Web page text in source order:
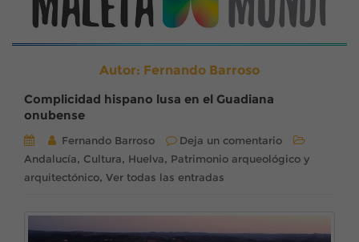
Autor: Fernando Barroso
Complicidad hispano lusa en el Guadiana
onubense
Fernando Barroso
Deja un comentario
Andalucía, Cultura, Huelva, Patrimonio arqueológico y
arquitectónico, Ver todas las entradas